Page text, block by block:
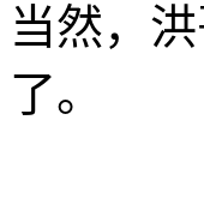
当然，
了。